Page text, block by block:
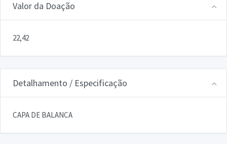
Valor da Doação
22,42
Detalhamento / Especificação
CAPA DE BALANCA